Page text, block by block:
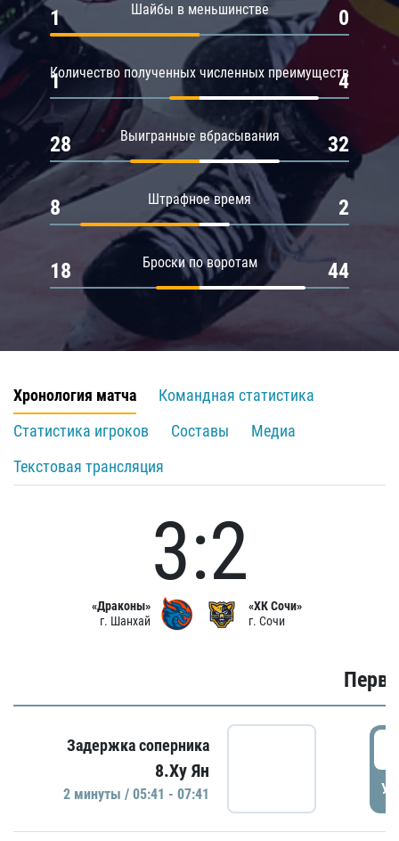
Шайбы в меньшинстве
1 0
Количество полученных численных преимуществ
1 4
Выигранные вбрасывания
28 32
Штрафное время
8 2
Броски по воротам
18 44
Хронология матча
Командная статистика
Статистика игроков
Составы
Медиа
Текстовая трансляция
«Драконы»
г. Шанхай
3:2
«ХК Сочи»
г. Сочи
Задержка соперника
8.Ху Ян
2 минуты / 05:41 - 07:41